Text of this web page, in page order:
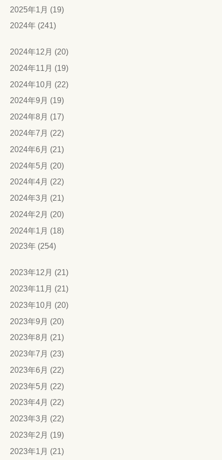
2025年1月 (19)
2024年 (241)
2024年12月 (20)
2024年11月 (19)
2024年10月 (22)
2024年9月 (19)
2024年8月 (17)
2024年7月 (22)
2024年6月 (21)
2024年5月 (20)
2024年4月 (22)
2024年3月 (21)
2024年2月 (20)
2024年1月 (18)
2023年 (254)
2023年12月 (21)
2023年11月 (21)
2023年10月 (20)
2023年9月 (20)
2023年8月 (21)
2023年7月 (23)
2023年6月 (22)
2023年5月 (22)
2023年4月 (22)
2023年3月 (22)
2023年2月 (19)
2023年1月 (21)